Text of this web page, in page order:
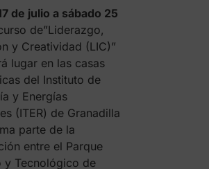
de julio a sábado 25
de”Liderazgo,
y Creatividad (LIC)”
lugar en las casas
del Instituto de
y Energías
(ITER) de Granadilla
parte de la
entre el Parque
y Tecnológico de